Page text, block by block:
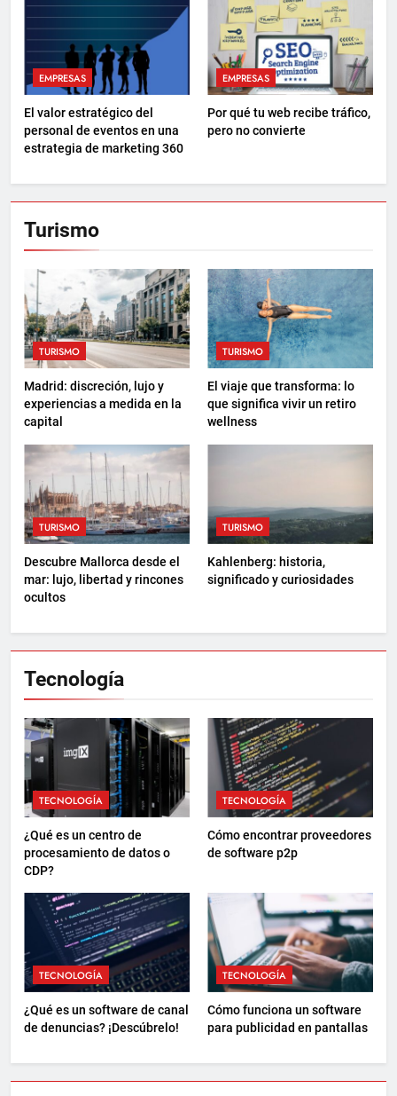
EMPRESAS
El valor estratégico del
personal de eventos en una
estrategia de marketing 360
EMPRESAS
Por qué tu web recibe tráfico,
pero no convierte
Turismo
TURISMO
Madrid: discreción, lujo y
experiencias a medida en la
capital
TURISMO
El viaje que transforma: lo
que significa vivir un retiro
wellness
TURISMO
Descubre Mallorca desde el
mar: lujo, libertad y rincones
ocultos
TURISMO
Kahlenberg: historia,
significado y curiosidades
Tecnología
TECNOLOGÍA
¿Qué es un centro de
procesamiento de datos o
CDP?
TECNOLOGÍA
Cómo encontrar proveedores
de software p2p
TECNOLOGÍA
¿Qué es un software de canal
de denuncias? ¡Descúbrelo!
TECNOLOGÍA
Cómo funciona un software
para publicidad en pantallas